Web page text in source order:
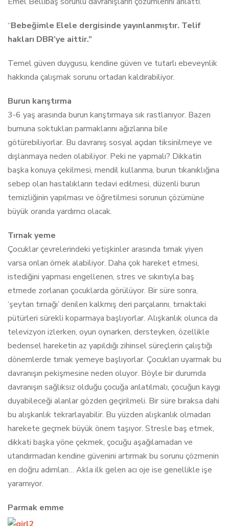
“Bebeğimle Elele dergisinde yayınlanmıştır. Telif
hakları DBR’ye aittir.”
Temel güven duygusu, kendine güven ve tutarlı ebeveynlik
hakkında çalışmak sorunu ortadan kaldırabiliyor.
Burun karıştırma
3-6 yaş arasında burun karıştırmaya sık rastlanıyor. Bazen
burnuna soktukları parmaklarını ağızlarına bile
götürebiliyorlar. Bu davranış sosyal açıdan tiksinilmeye ve
dışlanmaya neden olabiliyor. Peki ne yapmalı? Dikkatin
başka konuya çekilmesi, mendil kullanma, burun tıkanıklığına
sebep olan hastalıkların tedavi edilmesi, düzenli burun
temizliğinin yapılması ve öğretilmesi sorunun çözümüne
büyük oranda yardımcı olacak.
Tırnak yeme
Çocuklar çevrelerindeki yetişkinler arasında tırnak yiyen
varsa onları örnek alabiliyor. Daha çok hareket etmesi,
istediğini yapması engellenen, stres ve sıkıntıyla baş
etmede zorlanan çocuklarda görülüyor. Bir süre sonra,
‘şeytan tırnağı’ denilen kalkmış deri parçalarını, tırnaktaki
pütürleri sürekli koparmaya başlıyorlar. Alışkanlık olunca da
televizyon izlerken, oyun oynarken, dersteyken, özellikle
bedensel hareketin az yapıldığı zihinsel süreçlerin çalıştığı
dönemlerde tırnak yemeye başlıyorlar. Çocukları uyarmak bu
davranışın pekişmesine neden oluyor. Böyle bir durumda
davranışın sağlıksız olduğu çocuğa anlatılmalı, çocuğun kaygı
duyabileceği alanlar gözden geçirilmeli. Bir süre bıraksa dahi
bu alışkanlık tekrarlayabilir. Bu yüzden alışkanlık olmadan
harekete geçmek büyük önem taşıyor. Stresle baş etmek,
dikkati başka yöne çekmek, çocuğu aşağılamadan ve
utandırmadan kendine güvenini artırmak bu sorunu çözmenin
en doğru adımları… Akla ilk gelen acı oje ise genellikle işe
yaramıyor.
Parmak emme